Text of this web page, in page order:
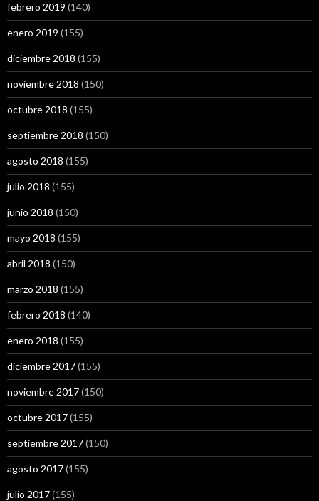
febrero 2019 (140)
enero 2019 (155)
diciembre 2018 (155)
noviembre 2018 (150)
octubre 2018 (155)
septiembre 2018 (150)
agosto 2018 (155)
julio 2018 (155)
junio 2018 (150)
mayo 2018 (155)
abril 2018 (150)
marzo 2018 (155)
febrero 2018 (140)
enero 2018 (155)
diciembre 2017(155)
noviembre 2017(150)
octubre 2017(155)
septiembre 2017(150)
agosto 2017(155)
julio 2017(155)